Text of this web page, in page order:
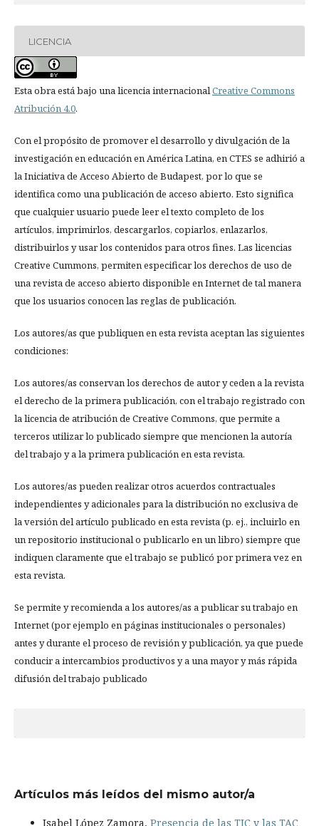
LICENCIA
Esta obra está bajo una licencia internacionalCreative Commons
Atribución 4.0.
Con el propósito de promover el desarrollo y divulgación de la
investigación en educación en América Latina, en CTES se adhirió a
la Iniciativa de Acceso Abierto de Budapest, por lo que se
identifica como una publicación de acceso abierto. Esto significa
que cualquier usuario puede leer el texto completo de los
artículos, imprimirlos, descargarlos, copiarlos, enlazarlos,
distribuirlos y usar los contenidos para otros fines. Las licencias
Creative Cummons, permiten especificar los derechos de uso de
una revista de acceso abierto disponible en Internet de tal manera
que los usuarios conocen las reglas de publicación.
Los autores/as que publiquen en esta revista aceptan las siguientes
condiciones:
Los autores/as conservan los derechos de autor y ceden a la revista
el derecho de la primera publicación, con el trabajo registrado con
la licencia de atribución de Creative Commons, que permite a
terceros utilizar lo publicado siempre que mencionen la autoría
del trabajo y a la primera publicación en esta revista.
Los autores/as pueden realizar otros acuerdos contractuales
independientes y adicionales para la distribución no exclusiva de
la versión del artículo publicado en esta revista (p. ej., incluirlo en
un repositorio institucional o publicarlo en un libro) siempre que
indiquen claramente que el trabajo se publicó por primera vez en
esta revista.
Se permite y recomienda a los autores/as a publicar su trabajo en
Internet (por ejemplo en páginas institucionales o personales)
antes y durante el proceso de revisión y publicación, ya que puede
conducir a intercambios productivos y a una mayor y más rápida
difusión del trabajo publicado
Artículos más leídos del mismo autor/a
Isabel López Zamora, Presencia de las TIC y las TAC